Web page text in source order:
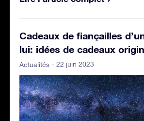
Cadeaux de fiançailles
lui: idées de cadeaux
Actualités - 22 juin 2023